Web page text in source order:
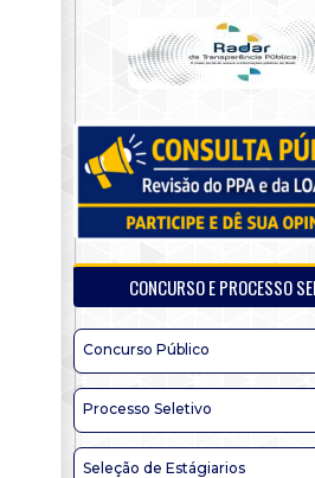
CONCURSO E PROCESSO
Concurso Público
Processo Seletivo
Seleção de Estágiarios